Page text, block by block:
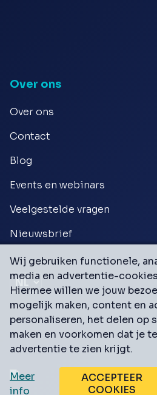
Wij gebruiken functionele,
media en advertentie-
Hiermee willen we jouw
mogelijk maken, content en
personaliseren, het delen op
maken en voorkomen dat je
advertentie te zien krijgt.
Meer
info
ACCEPTEER
COOKIES
Over ons
Over ons
Contact
Blog
Events en webinars
Veelgestelde vragen
Nieuwsbrief